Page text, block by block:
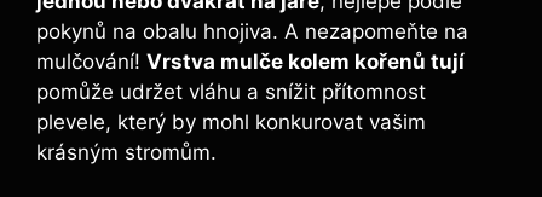
pokynů na obalu hnojiva. A nezapomeňte na
mulčování! Vrstva mulče kolem kořenů tují
pomůže udržet vláhu a snížit přítomnost
plevele, který by mohl konkurovat vašim
krásným stromům.